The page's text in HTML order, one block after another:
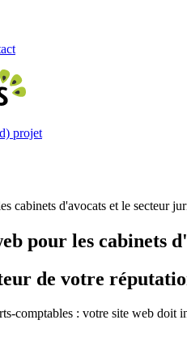
projet
cabinets d'avocats et le secteur
pour les cabinets
de votre
comptables : votre site web doit